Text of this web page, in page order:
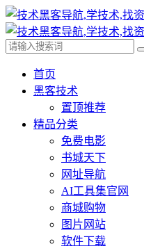
首页
黑客技术
置顶推荐
精品分类
免费电影
书城天下
网址导航
AI工具集官网
商城购物
图片网站
软件下载